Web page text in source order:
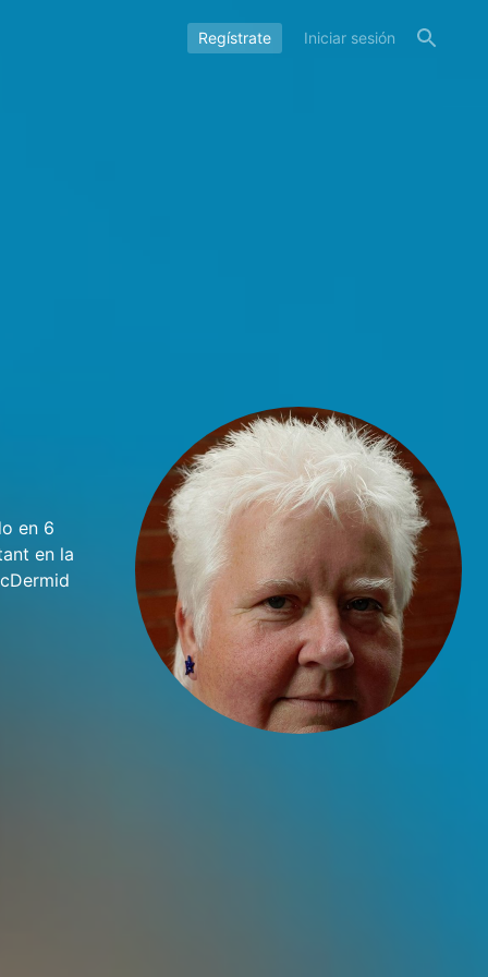
Regístrate Iniciar sesión
en 6
en la